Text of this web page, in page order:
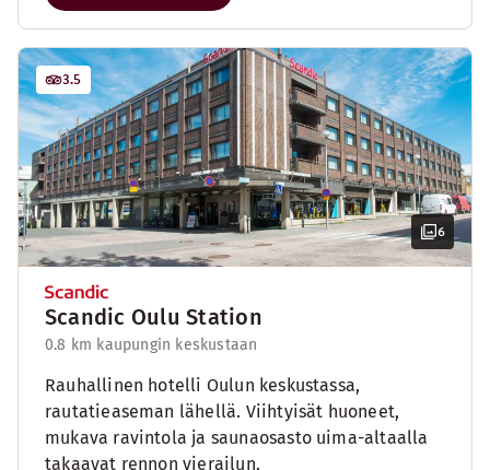
6
3.5
Scandic Oulu Station
0.8 km kaupungin keskustaan
Rauhallinen hotelli Oulun keskustassa,
rautatieaseman lähellä. Viihtyisät huoneet,
mukava ravintola ja saunaosasto uima-altaalla
takaavat rennon vierailun.